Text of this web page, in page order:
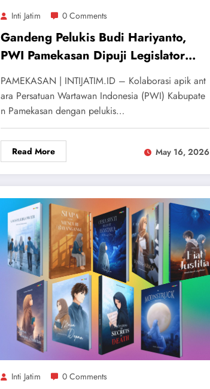
Inti Jatim 0 Comments
Gandeng Pelukis Budi Hariyanto,
PWI Pamekasan Dipuji Legislator
Jatim: Seniman Itu Penjaga
Peradaban!
PAMEKASAN | INTIJATIM.ID – Kolaborasi apik ant
ara Persatuan Wartawan Indonesia (PWI) Kabupate
n Pamekasan dengan pelukis…
Read More May 16, 2026
Inti Jatim 0 Comments